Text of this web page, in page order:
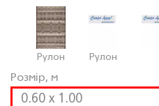
Розмір, м
0.60 x 1.00
Рулон Рулон